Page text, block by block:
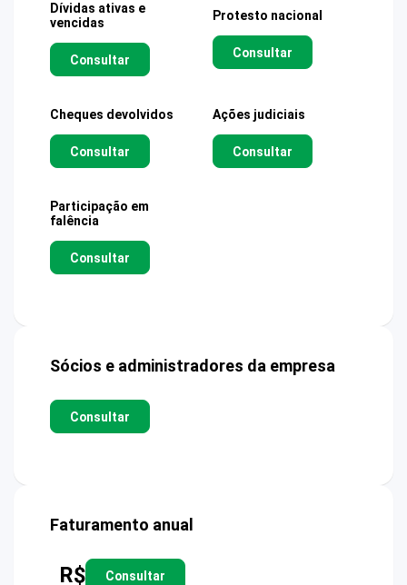
Dívidas ativas e
vencidas
Consultar
Protesto nacional
Consultar
Cheques devolvidos
Consultar
Ações judiciais
Consultar
Participação em
falência
Consultar
Sócios e administradores da empresa
Consultar
Faturamento anual
R$ Consultar